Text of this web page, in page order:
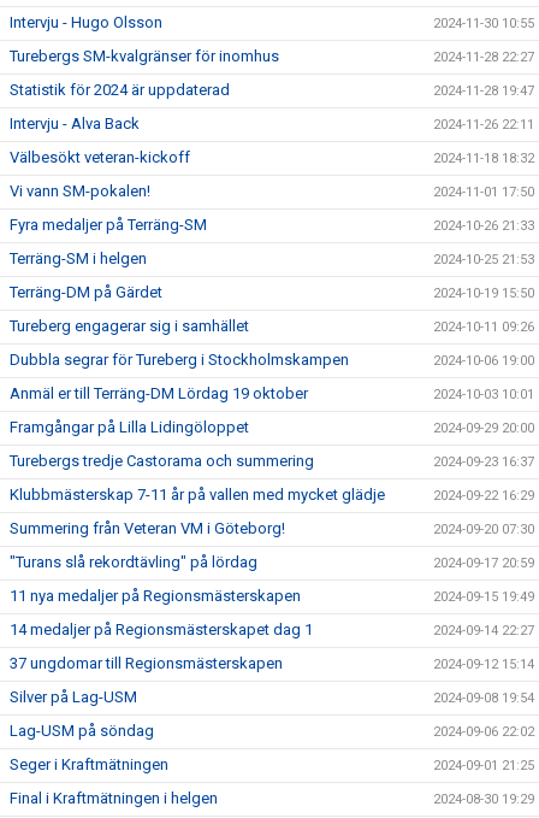
Intervju - Hugo Olsson 2024-11-30 10:55
Turebergs SM-kvalgränser för inomhus 2024-11-28 22:27
Statistik för 2024 är uppdaterad 2024-11-28 19:47
Intervju - Alva Back 2024-11-26 22:11
Välbesökt veteran-kickoff 2024-11-18 18:32
Vi vann SM-pokalen! 2024-11-01 17:50
Fyra medaljer på Terräng-SM 2024-10-26 21:33
Terräng-SM i helgen 2024-10-25 21:53
Terräng-DM på Gärdet 2024-10-19 15:50
Tureberg engagerar sig i samhället 2024-10-11 09:26
Dubbla segrar för Tureberg i Stockholmskampen 2024-10-06 19:00
Anmäl er till Terräng-DM Lördag 19 oktober 2024-10-03 10:01
Framgångar på Lilla Lidingöloppet 2024-09-29 20:00
Turebergs tredje Castorama och summering 2024-09-23 16:37
Klubbmästerskap 7-11 år på vallen med mycket glädje 2024-09-22 16:29
Summering från Veteran VM i Göteborg! 2024-09-20 07:30
"Turans slå rekordtävling" på lördag 2024-09-17 20:59
11 nya medaljer på Regionsmästerskapen 2024-09-15 19:49
14 medaljer på Regionsmästerskapet dag 1 2024-09-14 22:27
37 ungdomar till Regionsmästerskapen 2024-09-12 15:14
Silver på Lag-USM 2024-09-08 19:54
Lag-USM på söndag 2024-09-06 22:02
Seger i Kraftmätningen 2024-09-01 21:25
Final i Kraftmätningen i helgen 2024-08-30 19:29